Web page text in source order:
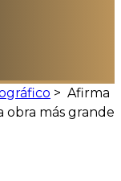
> Afirma
obra más grande